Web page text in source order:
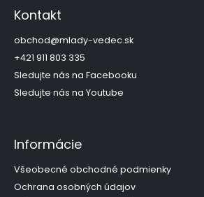
Kontakt
obchod@mlady-vedec.sk
+421 911 803 335
Sledujte nás na Facebooku
Sledujte nás na Youtube
Informácie
Všeobecné obchodné podmienky
Ochrana osobných údajov